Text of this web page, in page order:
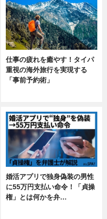
仕事の疲れを癒やす！タイパ
重視の海外旅行を実現する
「事前予約術」
婚活アプリで独身偽装の男性
に55万円支払い命令！「貞操
権」とは何かを弁…